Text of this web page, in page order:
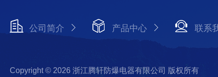
公司简介 产品中心 联系
Copyright © 2026 浙江腾轩防爆电器有限公司 版权所有